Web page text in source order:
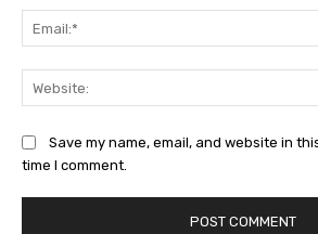
Save my name, email, and website in
time I comment.